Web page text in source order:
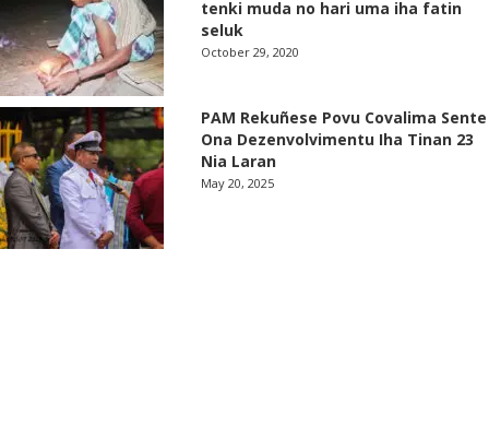
tenki muda no hari uma iha fatin
seluk
October 29, 2020
PAM Rekuñese Povu Covalima Sente
Ona Dezenvolvimentu Iha Tinan 23
Nia Laran
May 20, 2025